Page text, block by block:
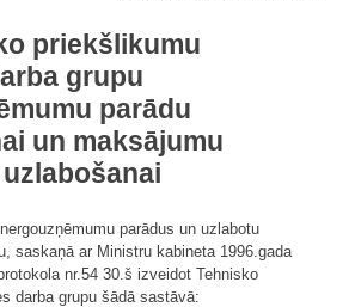
priekšlikumu
grupu
parādu
un maksājumu
parādus un uzlabotu
saskaņā ar Ministru kabineta 1996.gada
nr.54 30.š izveidot Tehnisko
darba grupu šādā sastāvā: